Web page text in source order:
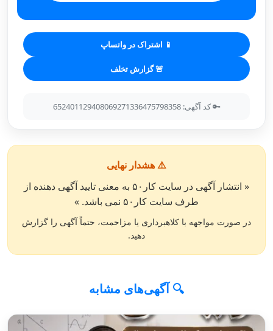
📱 اشتراک در واتساپ
🚨 گزارش تخلف
🔑 کد آگهی: 652401129408069271336475798358
⚠️ هشدار نهایی
« انتشار آگهی در سایت کار۵۰ به معنی تایید آگهی دهنده از
طرف سایت کار۵۰ نمی باشد. »
در صورت مواجهه با کلاهبرداری یا مزاحمت، حتماً آگهی را گزارش
دهید.
🔍 آگهی‌های مشابه